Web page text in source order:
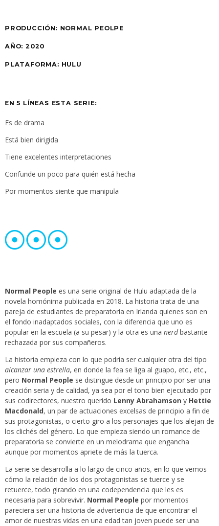
PRODUCCIÓN: NORMAL PEOLPE
AÑO: 2020
PLATAFORMA: HULU
EN 5 LÍNEAS ESTA SERIE:
Es de drama
Está bien dirigida
Tiene excelentes interpretaciones
Confunde un poco para quién está hecha
Por momentos siente que manipula
Normal People es una serie original de Hulu adaptada de la
novela homónima publicada en 2018. La historia trata de una
pareja de estudiantes de preparatoria en Irlanda quienes son en
el fondo inadaptados sociales, con la diferencia que uno es
popular en la escuela (a su pesar) y la otra es una nerdbastante
rechazada por sus compañeros.
La historia empieza con lo que podría ser cualquier otra del tipo
alcanzar una estrella, en donde la fea se liga al guapo, etc., etc.,
pero Normal People se distingue desde un principio por ser una
creación seria y de calidad, ya sea por el tono bien ejecutado por
sus codirectores, nuestro querido Lenny Abrahamson y Hettie
Macdonald, un par de actuaciones excelsas de principio a fin de
sus protagonistas, o cierto giro a los personajes que los alejan de
los clichés del género. Lo que empieza siendo un romance de
preparatoria se convierte en un melodrama que engancha
aunque por momentos apriete de más la tuerca.
La serie se desarrolla a lo largo de cinco años, en lo que vemos
cómo la relación de los dos protagonistas se tuerce y se
retuerce, todo girando en una codependencia que les es
necesaria para sobrevivir. Normal People por momentos
pareciera ser una historia de advertencia de que encontrar el
amor de nuestras vidas en una edad tan joven puede ser una